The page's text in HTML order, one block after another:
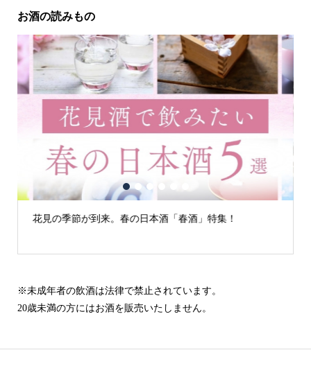
お酒の読みもの
花見の季節が到来。春の日本酒「春酒」特集！
1 2 3 5
※未成年者の飲酒は法律で禁止されています。
20歳未満の方にはお酒を販売いたしません。